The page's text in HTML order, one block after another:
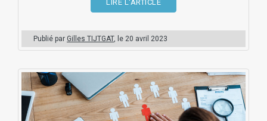
LIRE L'ARTICLE
Publié par Gilles TIJTGAT, le 20 avril 2023